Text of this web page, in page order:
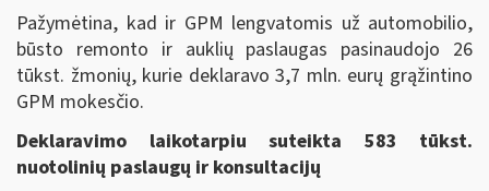
Pažymėtina, kad ir GPM lengvatomis už automobilio,
būsto remonto ir auklių paslaugas pasinaudojo 26
tūkst. žmonių, kurie deklaravo 3,7 mln. eurų grąžintino
GPM mokesčio.
Deklaravimo laikotarpiu suteikta 583 tūkst.
nuotolinių paslaugų ir konsultacijų